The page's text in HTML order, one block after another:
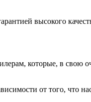
высокого
которые, в свою
от того, что